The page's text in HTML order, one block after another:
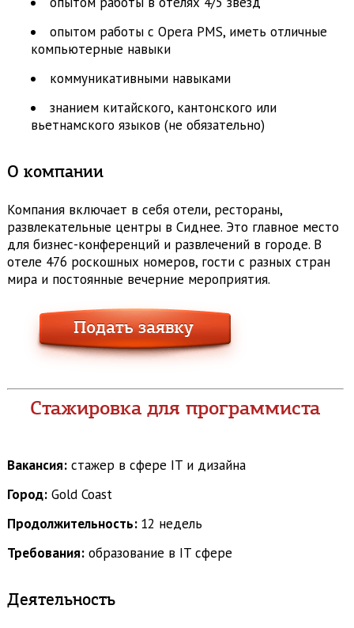
опытом работы с Opera PMS, иметь отличные
компьютерные навыки
коммуникативными навыками
знанием китайского, кантонского или
вьетнамского языков (не обязательно)
О компании
Компания включает в себя отели, рестораны,
развлекательные центры в Сиднее. Это главное место
для бизнес-конференций и развлечений в городе. В
отеле 476 роскошных номеров, гости с разных стран
мира и постоянные вечерние мероприятия.
Стажировка для программиста
Вакансия: стажер в сфере IT и дизайна
Город: Gold Coast
Продолжительность: 12 недель
Требования: образование в IT сфере
Деятельность